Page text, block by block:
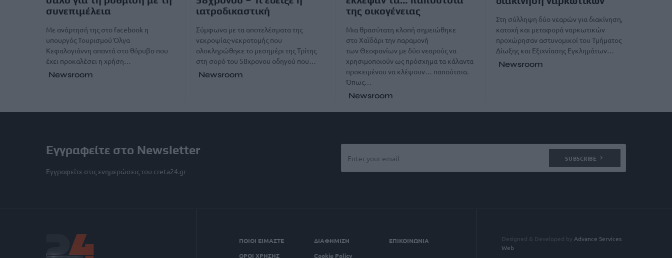
συνεπιμέλεια
Με ανάρτησή της στο facebook η
υπουργός Τουρισμού Όλγα
Κεφαλογιάννη απαντά στο θόρυβο που
έχει προκαλέσει η χρήση…
Newsroom
ιατροδικαστική
Σύμφωνα με τα αποτελέσματα της
νεκροψίας-νεκροτομής που
ολοκληρώθηκε το μεσημέρι της Τρίτης
στη σορό του 58χρονου οδηγού που…
Newsroom
της οικογένειας
Μια θρασύτατη κλοπή σημειώθηκε
στο Χαϊδάρι την παραμονή
των Θεοφανίων με δύο νεαρούς να
χρησιμοποιούν ως πρόσχημα τα κάλαντα
προκειμένου να κλέψουν… παπούτσια.
Όπως…
Newsroom
Στη σύλληψη δύο νεαρών για διακίνηση,
κατοχή και μεταφορά ναρκωτικών
προχώρησαν αστυνομικοί του Τμήματος
Δίωξης και Εξιχνίασης Εγκλημάτων…
Newsroom
Εγγραφείτε στο Newsletter
Εγγραφείτε στις ενημερώσεις του creta24.gr
SUBSCRIBE
ΠΟΙΟΙ ΕΙΜΑΣΤΕ ΔΙΑΦΗΜΙΣΗ
ΕΠΙΚΟΙΝΩΝΙΑ
ΟΡΟΙ ΧΡΗΣΗΣ
Cookie Policy
Designed & Developed by Advance Services
Web